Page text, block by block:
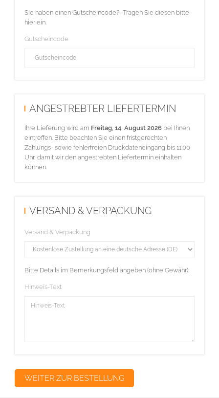
Sie haben einen Gutscheincode? -Tragen Sie diesen bitte
hier ein.
Gutscheincode
ANGESTREBTER LIEFERTERMIN
Ihre Lieferung wird am Freitag, 14. August 2026 bei Ihnen
eintreffen. Bitte beachten Sie einen fristgerechten
Zahlungs- sowie fehlerfreien Druckdateneingang bis 11:00
Uhr, damit wir den angestrebten Liefertermin einhalten
können.
VERSAND & VERPACKUNG
Versand & Verpackung
Bitte Details im Bemerkungsfeld angeben (ohne Gewähr):
Hinweis-Text